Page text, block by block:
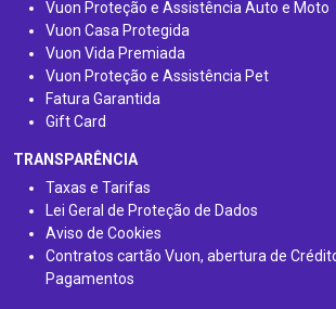
Vuon Proteção e Assistência Auto e Moto
Vuon Casa Protegida
Vuon Vida Premiada
Vuon Proteção e Assistência Pet
Fatura Garantida
Gift Card
TRANSPARÊNCIA
Taxas e Tarifas
Lei Geral de Proteção de Dados
Aviso de Cookies
Contratos cartão Vuon, abertura de
Pagamentos